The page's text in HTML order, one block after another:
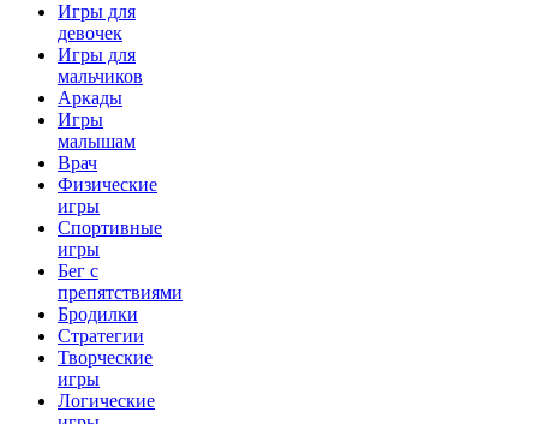
Игры для
девочек
Игры для
мальчиков
Аркады
Игры
малышам
Врач
Физические
игры
Спортивные
игры
Бег с
препятствиями
Бродилки
Стратегии
Творческие
игры
Логические